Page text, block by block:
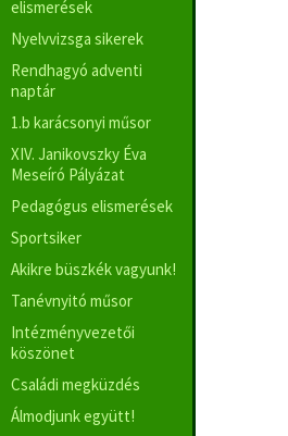
elismerések
Nyelvvizsga sikerek
Rendhagyó adventi
naptár
1.b karácsonyi műsor
XIV. Janikovszky Éva
Meseíró Pályázat
Pedagógus elismerések
Sportsiker
Akikre büszkék vagyunk!
Tanévnyitó műsor
Intézményvezetői
köszönet
Családi megküzdés
Álmodjunk együtt!